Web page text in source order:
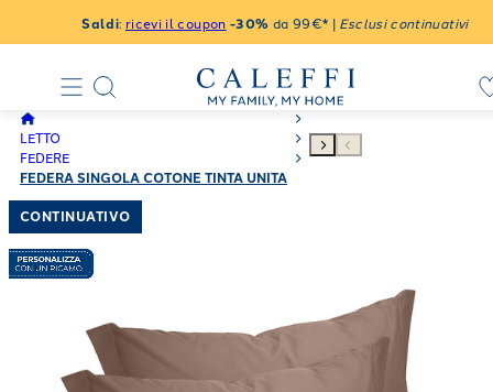
Saldi: ricevi il coupon -30% da 99€* | Esclusi continuativi
LETTO
FEDERE
FEDERA SINGOLA COTONE TINTA UNITA
CONTINUATIVO